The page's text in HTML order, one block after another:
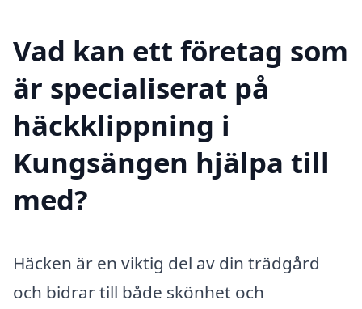
Vad kan ett företag som
är specialiserat på
häckklippning i
Kungsängen hjälpa till
med?
Häcken är en viktig del av din trädgård
och bidrar till både skönhet och